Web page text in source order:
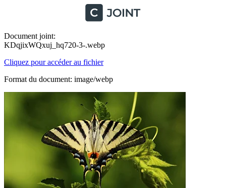
Document joint:
KDqjixWQxuj_hq720-3-.webp
Cliquez pour accéder au fichier
Format du document: image/webp